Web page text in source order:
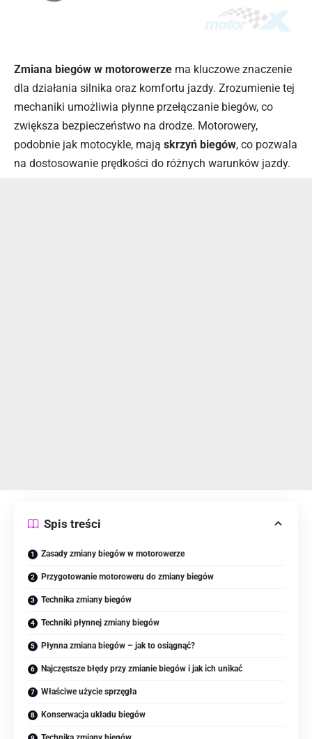
Zmiana biegów w motorowerze ma kluczowe znaczenie
dla działania silnika oraz komfortu jazdy. Zrozumienie tej
mechaniki umożliwia płynne przełączanie biegów, co
zwiększa bezpieczeństwo na drodze. Motorowery,
podobnie jak motocykle, mają skrzyń biegów, co pozwala
na dostosowanie prędkości do różnych warunków jazdy.
Spis treści
Zasady zmiany biegów w motorowerze
Przygotowanie motoroweru do zmiany biegów
Technika zmiany biegów
Techniki płynnej zmiany biegów
Płynna zmiana biegów – jak to osiągnąć?
Najczęstsze błędy przy zmianie biegów i jak ich unikać
Właściwe użycie sprzęgła
Konserwacja układu biegów